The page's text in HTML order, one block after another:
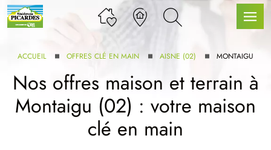
GAMME
ACCUEIL OFFRES CLÉ EN MAIN AISNE (02) MONTAIGU
Nos offres maison et terrain à
Montaigu (02) : votre maison
clé en main